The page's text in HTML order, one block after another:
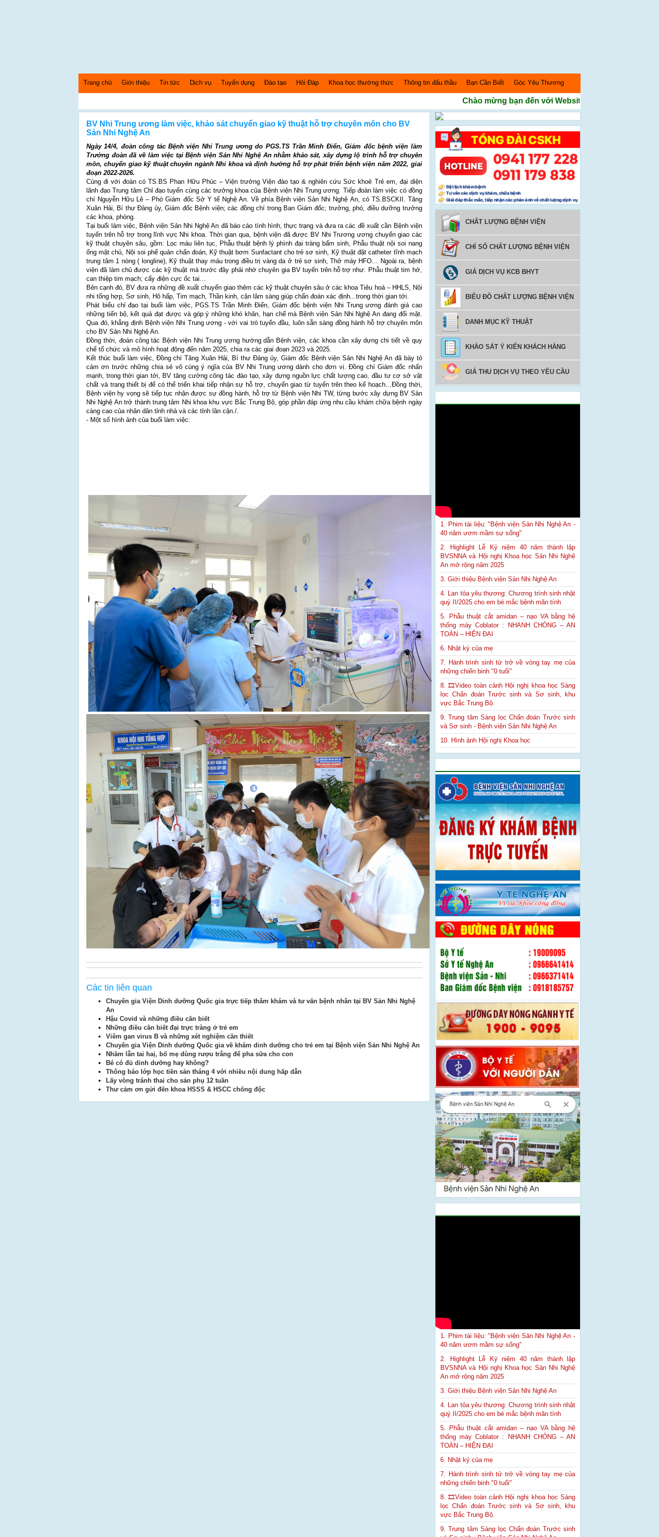
Trang chủ Giới thiệu Tin tức Dịch vụ Tuyển dụng Đào tạo Hỏi Đáp Khoa học thường thức Thông tin đấu thầu Bạn Cần Biết Góc Yêu Thương
Chào mừng bạn đến với Website Bệnh Viện Sản nhi
BV Nhi Trung ương làm việc, khảo sát chuyển giao kỹ thuật hỗ trợ chuyên môn cho BV
Sản Nhi Nghệ An
Ngày 14/4, đoàn công tác Bệnh viện Nhi Trung ương do PGS.TS Trần Minh Điển, Giám đốc bệnh viện làm
Trưởng đoàn đã về làm việc tại Bệnh viện Sản Nhi Nghệ An nhằm khảo sát, xây dựng lộ trình hỗ trợ chuyên
môn, chuyển giao kỹ thuật chuyên ngành Nhi khoa và định hướng hỗ trợ phát triển bệnh viện năm 2022, giai
đoạn 2022-2026.
Cùng đi với đoàn có TS.BS Phan Hữu Phúc – Viện trưởng Viện đào tạo & nghiên cứu Sức khoẻ Trẻ em, đại diện
lãnh đạo Trung tâm Chỉ đạo tuyến cùng các trưởng khoa của Bệnh viện Nhi Trung ương. Tiếp đoàn làm việc có đồng
chí Nguyễn Hữu Lê – Phó Giám đốc Sở Y tế Nghệ An. Về phía Bệnh viện Sản Nhi Nghệ An, có TS.BSCKII. Tăng
Xuân Hải, Bí thư Đảng ủy, Giám đốc Bệnh viện; các đồng chí trong Ban Giám đốc; trưởng, phó, điều dưỡng trưởng
các khoa, phòng.
Tại buổi làm việc, Bệnh viện Sản Nhi Nghệ An đã báo cáo tình hình, thực trạng và đưa ra các đề xuất cần Bệnh viện
tuyến trên hỗ trợ trong lĩnh vực Nhi khoa. Thời gian qua, bệnh viện đã được BV Nhi Trương ương chuyển giao các
kỹ thuật chuyên sâu, gồm: Lọc máu liên tục, Phẫu thuật bệnh lý phình đại tràng bẩm sinh, Phẫu thuật nội soi nang
ống mật chủ, Nội soi phế quản chẩn đoán, Kỹ thuật bơm Sunfactant cho trẻ sơ sinh, Kỹ thuật đặt catheter tĩnh mạch
trung tâm 1 nòng ( longline), Kỹ thuật thay máu trong điều trị vàng da ở trẻ sơ sinh, Thở máy HFO… Ngoài ra, bệnh
viện đã làm chủ được các kỹ thuật mà trước đây phải nhờ chuyên gia BV tuyến trên hỗ trợ như: Phẫu thuật tim hở,
can thiệp tim mạch; cấy điện cực ốc tai…
Bên cạnh đó, BV đưa ra những đề xuất chuyển giao thêm các kỹ thuật chuyên sâu ở các khoa Tiêu hoá – HHLS, Nội
nhi tổng hợp, Sơ sinh, Hô hấp, Tim mạch, Thần kinh, cận lâm sàng giúp chẩn đoán xác định...trong thời gian tới.
Phát biểu chỉ đạo tại buổi làm việc, PGS.TS Trần Minh Điển, Giám đốc bệnh viện Nhi Trung ương đánh giá cao
những tiến bộ, kết quả đạt được và góp ý những khó khăn, hạn chế mà Bệnh viện Sản Nhi Nghệ An đang đối mặt.
Qua đó, khẳng định Bệnh viện Nhi Trung ương - với vai trò tuyến đầu, luôn sẵn sàng đồng hành hỗ trợ chuyên môn
cho BV Sản Nhi Nghệ An.
Đồng thời, đoàn công tác Bệnh viện Nhi Trung ương hướng dẫn Bệnh viện, các khoa cần xây dựng chi tiết về quy
chế tổ chức và mô hình hoạt động đến năm 2025, chia ra các giai đoạn 2023 và 2025.
Kết thúc buổi làm việc, Đồng chí Tăng Xuân Hải, Bí thư Đảng ủy, Giám đốc Bệnh viện Sản Nhi Nghệ An đã bày tỏ
cảm ơn trước những chia sẻ vô cùng ý ngĩa của BV Nhi Trung ương dành cho đơn vị. Đồng chí Giám đốc nhấn
mạnh, trong thời gian tới, BV tăng cường công tác đào tạo, xây dựng nguồn lực chất lượng cao, đầu tư cơ sở vật
chất và trang thiết bị để có thể triển khai tiếp nhận sự hỗ trợ, chuyển giao từ tuyến trên theo kế hoạch…Đồng thời,
Bệnh viện hy vọng sẽ tiếp tục nhận được sự đồng hành, hỗ trợ từ Bệnh viện Nhi TW, từng bước xây dựng BV Sản
Nhi Nghệ An trở thành trung tâm Nhi khoa khu vực Bắc Trung Bộ, góp phần đáp ứng nhu cầu khám chữa bệnh ngày
càng cao của nhân dân tỉnh nhà và các tỉnh lân cận./.
- Một số hình ảnh của buổi làm việc:
Các tin liên quan
Chuyên gia Viện Dinh dưỡng Quốc gia trực tiếp thăm khám và tư vấn bệnh nhân tại BV Sản Nhi Nghệ
An
Hậu Covid và những điều cần biết
Những điều cần biết đại trực tràng ở trẻ em
Viêm gan virus B và những xét nghiệm cần thiết
Chuyên gia Viện Dinh dưỡng Quốc gia về khám dinh dưỡng cho trẻ em tại Bệnh viện Sản Nhi Nghệ An
Nhầm lẫn tai haị, bố mẹ dùng rượu trắng để pha sữa cho con
Bé có đủ dinh dưỡng hay không?
Thông báo lớp học tiền sản tháng 4 với nhiều nội dung hấp dẫn
Lấy vòng tránh thai cho sản phụ 12 tuần
Thư cảm ơn gửi đến khoa HSSS & HSCC chống độc
CHẤT LƯỢNG BỆNH VIỆN
CHỈ SỐ CHẤT LƯỢNG BỆNH VIỆN
GIÁ DỊCH VỤ KCB BHYT
BIỂU ĐỒ CHẤT LƯỢNG BỆNH VIỆN
DANH MỤC KỸ THUẬT
KHẢO SÁT Ý KIẾN KHÁCH HÀNG
GIÁ THU DỊCH VỤ THEO YÊU CẦU
1. Phim tài liệu: "Bệnh viện Sản Nhi Nghệ An -
40 năm ươm mầm sự sống"
2. Highlight Lễ Kỷ niệm 40 năm thành lập
BVSNNA và Hội nghị Khoa học Sản Nhi Nghệ
An mở rộng năm 2025
3. Giới thiệu Bệnh viện Sản Nhi Nghệ An
4. Lan tỏa yêu thương: Chương trình sinh nhật
quý II/2025 cho em bé mắc bệnh mãn tính
5. Phẫu thuật cắt amidan – nạo VA bằng hệ
thống máy Coblator : NHANH CHÓNG – AN
TOÀN – HIỆN ĐẠI
6. Nhật ký của mẹ
7. Hành trình sinh tử trở về vòng tay mẹ của
những chiến binh "0 tuổi"
8. 🎞Video toàn cảnh Hội nghị khoa học Sàng
lọc Chẩn đoán Trước sinh và Sơ sinh, khu
vực Bắc Trung Bộ.
9. Trung tâm Sàng lọc Chẩn đoán Trước sinh
và Sơ sinh - Bệnh viện Sản Nhi Nghệ An
10. Hình ảnh Hội nghị Khoa học
1. Phim tài liệu: "Bệnh viện Sản Nhi Nghệ An -
40 năm ươm mầm sự sống"
2. Highlight Lễ Kỷ niệm 40 năm thành lập
BVSNNA và Hội nghị Khoa học Sản Nhi Nghệ
An mở rộng năm 2025
3. Giới thiệu Bệnh viện Sản Nhi Nghệ An
4. Lan tỏa yêu thương: Chương trình sinh nhật
quý II/2025 cho em bé mắc bệnh mãn tính
5. Phẫu thuật cắt amidan – nạo VA bằng hệ
thống máy Coblator : NHANH CHÓNG – AN
TOÀN – HIỆN ĐẠI
6. Nhật ký của mẹ
7. Hành trình sinh tử trở về vòng tay mẹ của
những chiến binh "0 tuổi"
8. 🎞Video toàn cảnh Hội nghị khoa học Sàng
lọc Chẩn đoán Trước sinh và Sơ sinh, khu
vực Bắc Trung Bộ.
9. Trung tâm Sàng lọc Chẩn đoán Trước sinh